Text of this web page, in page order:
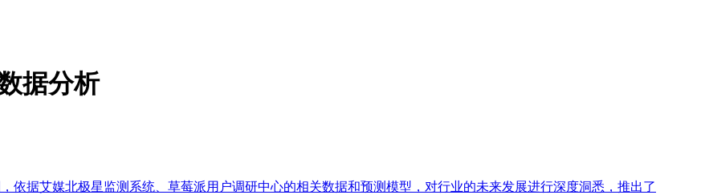
据分析
依据艾媒北极星监测系统、草莓派用户调研中心的相关数据和预测模型，对行业的未来发展进行深度洞悉，推出了